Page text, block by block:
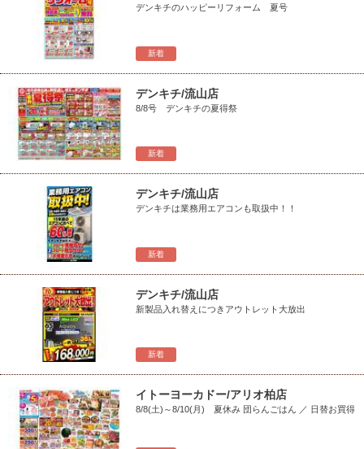
新着
デンキチのハッピーリフォーム 夏号
新着
デンキチ/流山店
8/8号 デンキチの夏得祭
新着
デンキチ/流山店
デンキチは業務用エアコンも取扱中！！
新着
デンキチ/流山店
新製品入れ替えにつきアウトレット大放出
イトーヨーカドー/アリオ柏店
8/8(土)～8/10(月) 夏休み 団らんごはん ／ 日替お買得